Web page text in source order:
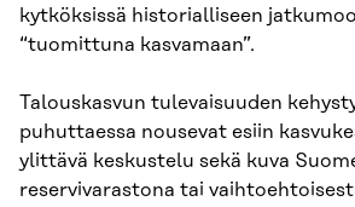
kytköksissä historialliseen
“tuomittuna kasvamaan”.
Talouskasvun tulevaisuuden
puhuttaessa nousevat esiin
ylittävä keskustelu sekä kuva
reservivarastona tai